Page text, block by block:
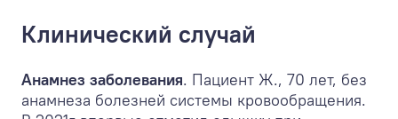
Клинический случай
Анамнез заболевания. Пациент Ж., 70 лет, без
анамнеза болезней системы кровообращения.